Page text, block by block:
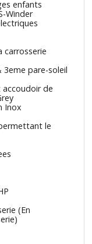
enfants
Winder
carrosserie
3eme pare-soleil
de
Inox
le
(En